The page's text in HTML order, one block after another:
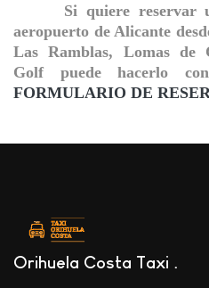
Si quiere reservar
aeropuerto de Alicante
Las Ramblas, Lomas de
Golf puede hacerlo
FORMULARIO DE
Orihuela Costa Taxi